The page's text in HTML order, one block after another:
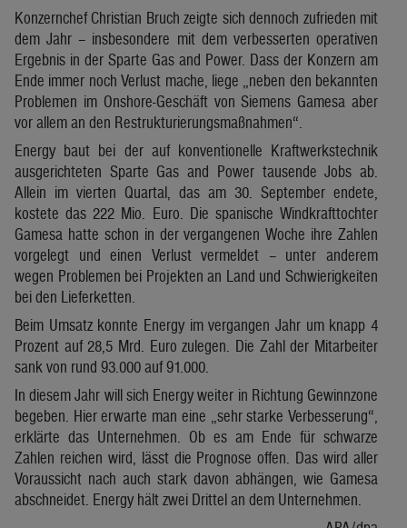
Konzernchef Christian Bruch zeigte sich dennoch zufrieden mit
dem Jahr – insbesondere mit dem verbesserten operativen
Ergebnis in der Sparte Gas and Power. Dass der Konzern am
Ende immer noch Verlust mache, liege „neben den bekannten
Problemen im Onshore-Geschäft von Siemens Gamesa aber
vor allem an den Restrukturierungsmaßnahmen“.
Energy baut bei der auf konventionelle Kraftwerkstechnik
ausgerichteten Sparte Gas and Power tausende Jobs ab.
Allein im vierten Quartal, das am 30. September endete,
kostete das 222 Mio. Euro. Die spanische Windkrafttochter
Gamesa hatte schon in der vergangenen Woche ihre Zahlen
vorgelegt und einen Verlust vermeldet – unter anderem
wegen Problemen bei Projekten an Land und Schwierigkeiten
bei den Lieferketten.
Beim Umsatz konnte Energy im vergangen Jahr um knapp 4
Prozent auf 28,5 Mrd. Euro zulegen. Die Zahl der Mitarbeiter
sank von rund 93.000 auf 91.000.
In diesem Jahr will sich Energy weiter in Richtung Gewinnzone
begeben. Hier erwarte man eine „sehr starke Verbesserung“,
erklärte das Unternehmen. Ob es am Ende für schwarze
Zahlen reichen wird, lässt die Prognose offen. Das wird aller
Voraussicht nach auch stark davon abhängen, wie Gamesa
abschneidet. Energy hält zwei Drittel an dem Unternehmen.